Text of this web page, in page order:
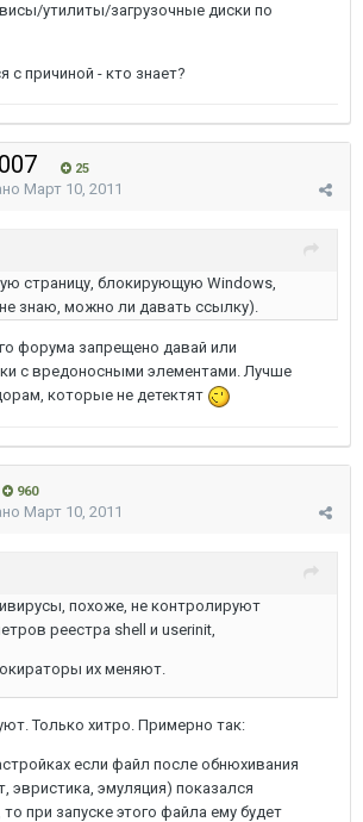
утилиты/загрузочные диски по
с причиной - кто знает?
25
Март 10, 2011
страницу, блокирующую Windows,
знаю, можно ли давать ссылку).
форума запрещено давай или
с вредоносными элементами. Лучше
которые не детектят
960
Март 10, 2011
похоже, не контролируют
реестра shell и userinit,
их меняют.
Только хитро. Примерно так:
если файл после обнюхивания
эвристика, эмуляция) показался
при запуске этого файла ему будет